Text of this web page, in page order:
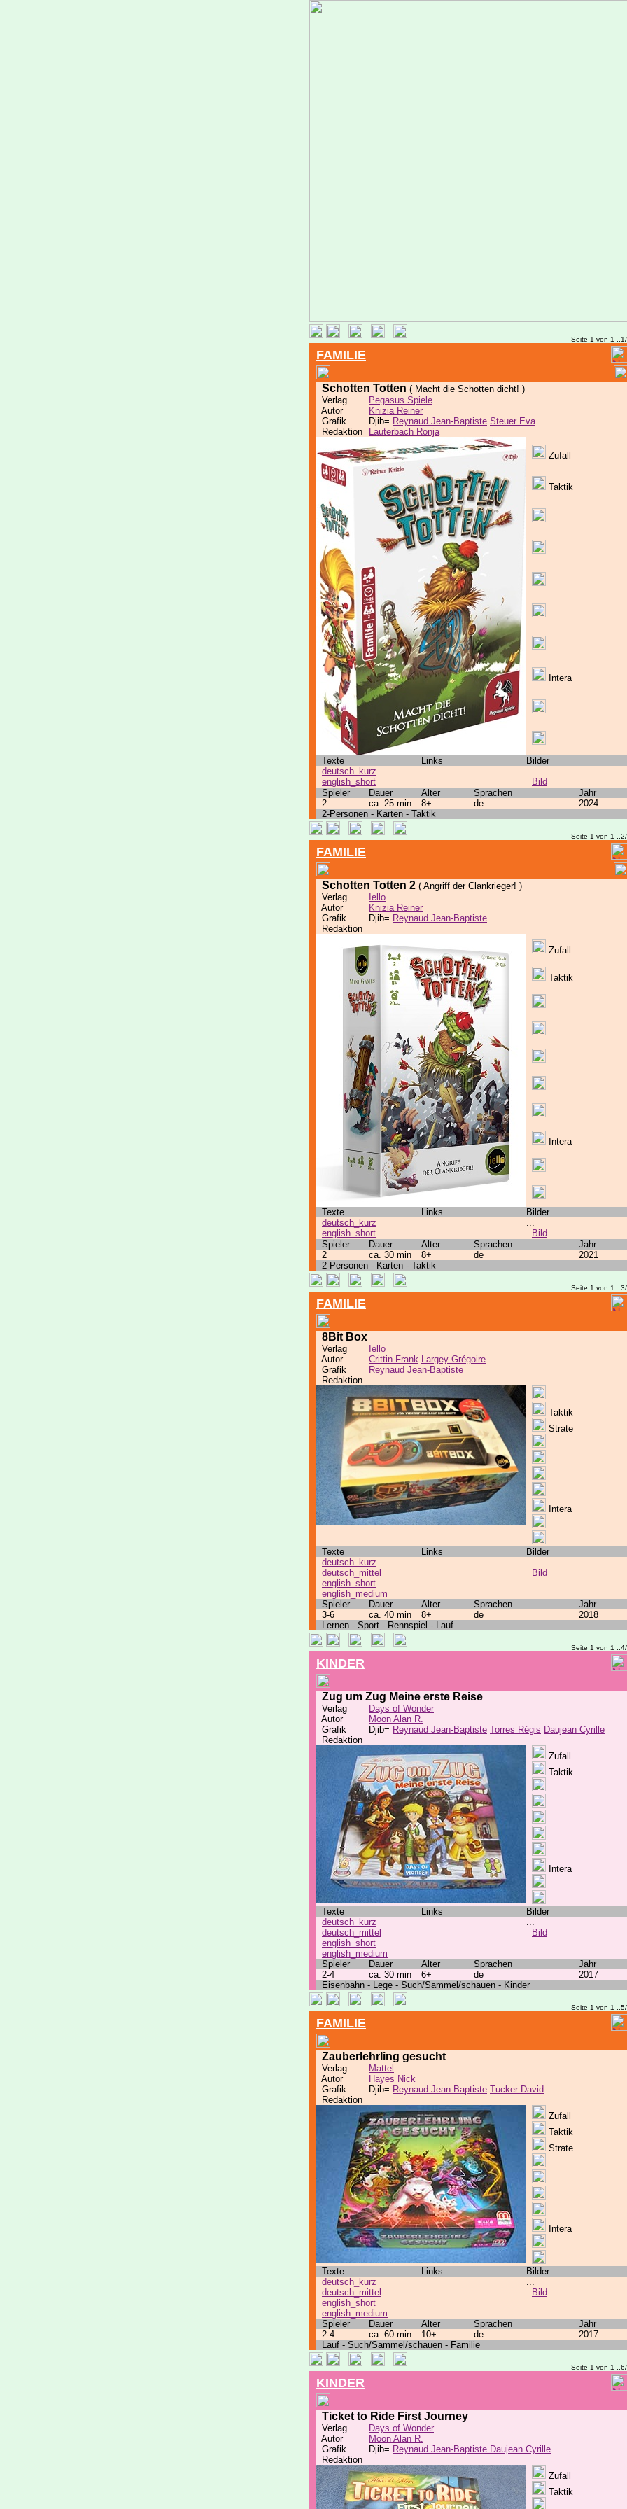
Seite 1 von 1
FAMILIE
Schotten Totten ( Macht die Schotten dicht! )
Verlag
Pegasus Spiele
Autor
Knizia Reiner
Grafik
Djib= Reynaud Jean-Baptiste Steuer Eva
Redaktion
Lauterbach Ronja
Zufall
Taktik
Intera
Texte Links
Bilder
deutsch_kurz
english_short
...
Bild
Spieler
Dauer Alter Sprachen
Jahr
2
ca. 25 min 8+ de
2024
2-Personen - Karten - Taktik
Seite 1 von 1
FAMILIE
Schotten Totten 2 ( Angriff der Clankrieger! )
Verlag
Iello
Autor
Knizia Reiner
Grafik
Djib= Reynaud Jean-Baptiste
Redaktion
Zufall
Taktik
Intera
Texte Links
Bilder
deutsch_kurz
english_short
...
Bild
Spieler
Dauer Alter Sprachen
Jahr
2
ca. 30 min 8+ de
2021
2-Personen - Karten - Taktik
Seite 1 von 1
FAMILIE
8Bit Box
Verlag
Iello
Autor
Crittin Frank Largey Grégoire
Grafik
Reynaud Jean-Baptiste
Redaktion
Taktik
Strate
Intera
Texte Links
Bilder
deutsch_kurz
deutsch_mittel
english_short
english_medium
...
Bild
Spieler Dauer Alter Sprachen
Jahr
3-6
ca. 40 min 8+ de
2018
Lernen - Sport - Rennspiel - Lauf
Seite 1 von 1
KINDER
Zug um Zug Meine erste Reise
Verlag
Days of Wonder
Autor
Moon Alan R.
Grafik
Djib= Reynaud Jean-Baptiste Torres Régis Daujean Cyrille
Redaktion
Zufall
Taktik
Intera
Texte Links
Bilder
deutsch_kurz
deutsch_mittel
english_short
english_medium
...
Bild
Spieler Dauer Alter Sprachen
Jahr
2-4
ca. 30 min 6+ de
2017
Eisenbahn - Lege - Such/Sammel/schauen - Kinder
Seite 1 von 1
FAMILIE
Zauberlehrling gesucht
Verlag
Mattel
Autor
Hayes Nick
Grafik
Djib= Reynaud Jean-Baptiste Tucker David
Redaktion
Zufall
Taktik
Strate
Intera
Texte Links
Bilder
deutsch_kurz
deutsch_mittel
english_short
english_medium
...
Bild
Spieler Dauer Alter Sprachen
Jahr
2-4
ca. 60 min 10+ de
2017
Lauf - Such/Sammel/schauen - Familie
Seite 1 von 1
KINDER
Ticket to Ride First Journey
Verlag
Days of Wonder
Autor
Moon Alan R.
Grafik
Djib= Reynaud Jean-Baptiste Daujean Cyrille
Redaktion
Zufall
Taktik